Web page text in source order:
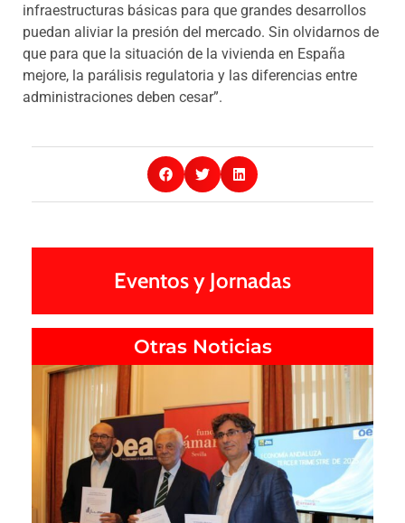
infraestructuras básicas para que grandes desarrollos
puedan aliviar la presión del mercado. Sin olvidarnos de
que para que la situación de la vivienda en España
mejore, la parálisis regulatoria y las diferencias entre
administraciones deben cesar”.
Eventos y Jornadas
Otras Noticias